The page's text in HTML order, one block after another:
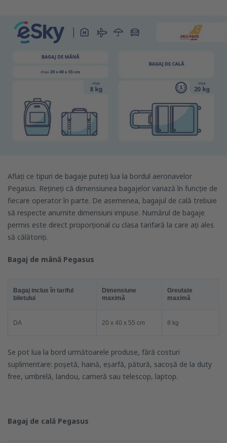
Aflați ce tipuri de bagaje puteți lua la bordul aeronavelor
Pegasus. Rețineți că dimensiunea bagajelor variază în funcție de
fiecare operator în parte. De asemenea, bagajul de cală trebuie
să respecte anumite dimensiuni impuse. Numărul de bagaje
permis este direct proporțional cu clasa tarifară la care ați ales
să călătoriți.
Bagaj de mână Pegasus
Bagaj inclus în tariful
biletului
Dimensiune
maximă
Greutate
maximă
DA 20 x 40 x 55 cm 8 kg
Se pot lua la bord următoarele produse, fără costuri
suplimentare: poșetă, haină, eșarfă, pătură, sacoșă de la duty
free, umbrelă, landou, cameră sau telescop, laptop.
Bagaj de cală Pegasus